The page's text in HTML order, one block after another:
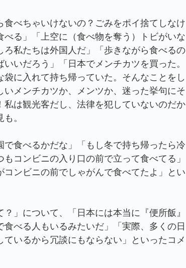
べちゃいけないの？ごみをポイ捨てしなけ
る」「上空に（食べ物を奪う）トビがいな
私たちは外国人だ」「歩きながら食べるの
いだろう」「日本でメンチカツを買った。
に入れて持ち帰っていた。そんなことをし
メンチカツか、メンツか、迷った挙句にそ
は観光客だし、法律を犯していないのだか
。
食べるかだな」「もし冬で持ち帰ったら冷
コンビニの入り口の前で立って食べてる」
ンビニの前でしゃがんで食べてたよ」とい
」について、「日本には本当に『便所飯』
べる人もいるみたいだ」「実際、多くの日
いるから冗談にもならない」といったコメ